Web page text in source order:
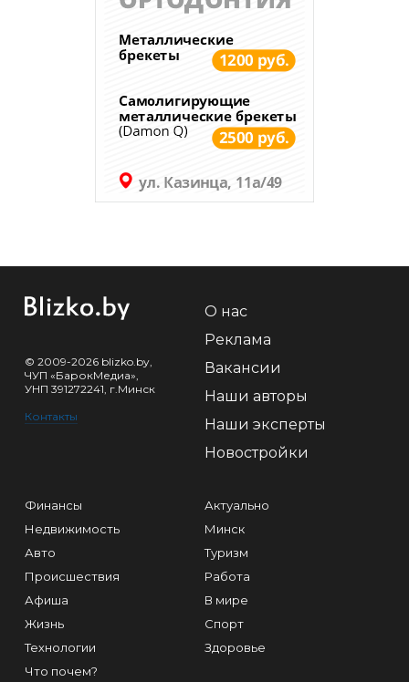
© 2009-2026 blizko.by,
ЧУП «БарокМедиа»,
УНП 391272241, г.Минск
Контакты
О нас
Реклама
Вакансии
Наши авторы
Наши эксперты
Новостройки
Финансы
Недвижимость
Авто
Происшествия
Афиша
Жизнь
Технологии
Что почем?
Актуально
Минск
Туризм
Работа
В мире
Спорт
Здоровье